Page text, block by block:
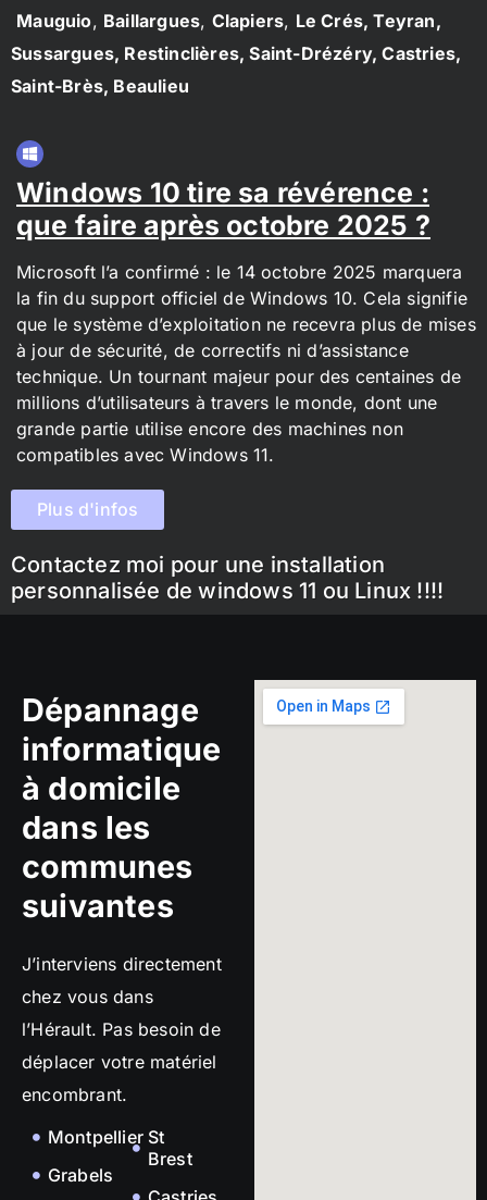
Mauguio, Baillargues, Clapiers, Le Crés, Teyran,
Sussargues, Restinclières, Saint-Drézéry, Castries,
Saint-Brès, Beaulieu
Windows 10 tire sa révérence :
que faire après octobre 2025 ?
Microsoft l’a confirmé : le 14 octobre 2025 marquera
la fin du support officiel de Windows 10. Cela signifie
que le système d’exploitation ne recevra plus de mises
à jour de sécurité, de correctifs ni d’assistance
technique. Un tournant majeur pour des centaines de
millions d’utilisateurs à travers le monde, dont une
grande partie utilise encore des machines non
compatibles avec Windows 11.
Plus d'infos
Contactez moi pour une installation
personnalisée de windows 11 ou Linux !!!!
Dépannage
informatique
à domicile
dans les
communes
suivantes
J’interviens directement
chez vous dans
l’Hérault. Pas besoin de
déplacer votre matériel
encombrant.
Montpellier
Grabels
St
Brest